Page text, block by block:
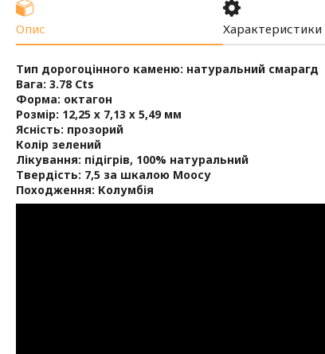
Опис Характеристики
Тип дорогоцінного каменю: натуральний смарагд
Вага: 3.78 Cts
Форма: октагон
Розмір: 12,25 х 7,13 х 5,49 мм
Ясність: прозорий
Колір зелений
Лікування: підігрів, 100% натуральний
Твердість: 7,5 за шкалою Моосу
Походження: Колумбія